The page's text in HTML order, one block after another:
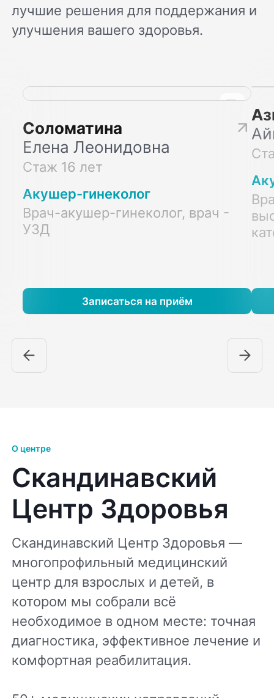
лучшие решения для поддержания и
улучшения вашего здоровья.
Соломатина
Елена Леонидовна
Стаж 16 лет
Акушер-гинеколог
Врач-акушер-гинеколог, врач -
УЗД
Записаться на приём
О центре
Скандинавский
Центр Здоровья
Скандинавский Центр Здоровья —
многопрофильный медицинский
центр для взрослых и детей, в
котором мы собрали всё
необходимое в одном месте: точная
диагностика, эффективное лечение и
комфортная реабилитация.